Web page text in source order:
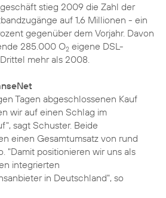
stieg 2009 die Zahl der
auf 1,6 Millionen - ein
gegenüber dem Vorjahr. Davon
285.000 O2 eigene DSL-
mehr als 2008.
Tagen abgeschlossenen Kauf
wir auf einen Schlag im
sagt Schuster. Beide
einen Gesamtumsatz von rund
"Damit positionieren wir uns als
integrierten
in Deutschland", so